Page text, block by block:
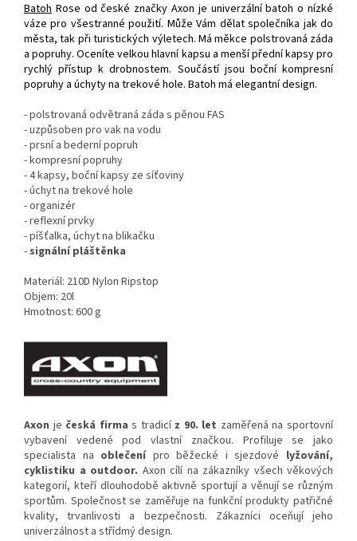
Batoh Rose od české značky Axon je univerzální batoh o nízké
váze pro všestranné použití. Může Vám dělat společníka jak do
města, tak při turistických výletech. Má měkce polstrovaná záda
a popruhy. Oceníte velkou hlavní kapsu a menší přední kapsy pro
rychlý přístup k drobnostem. Součástí jsou boční kompresní
popruhy a úchyty na trekové hole. Batoh má elegantní design.
- polstrovaná odvětraná záda s pěnou FAS
- uzpůsoben pro vak na vodu
- prsní a bederní popruh
- kompresní popruhy
- 4 kapsy, boční kapsy ze síťoviny
- úchyt na trekové hole
- organizér
- reflexní prvky
- píšťalka, úchyt na blikačku
- signální pláštěnka
Materiál: 210D Nylon Ripstop
Objem: 20l
Hmotnost: 600 g
Axon je česká firma s tradicí z 90. let zaměřená na sportovní
vybavení vedené pod vlastní značkou. Profiluje se jako
specialista na oblečení pro běžecké i sjezdové lyžování,
cyklistiku a outdoor. Axon cílí na zákazníky všech věkových
kategorií, kteří dlouhodobě aktivně sportují a věnují se různým
sportům. Společnost se zaměřuje na funkční produkty patřičné
kvality, trvanlivosti a bezpečnosti. Zákazníci oceňují jeho
univerzálnost a střídmý design.